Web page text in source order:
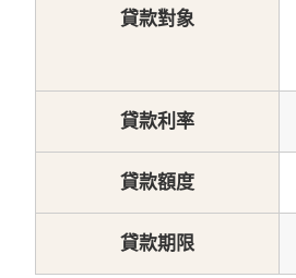
貸款對象
貸款利率
貸款額度
貸款期限